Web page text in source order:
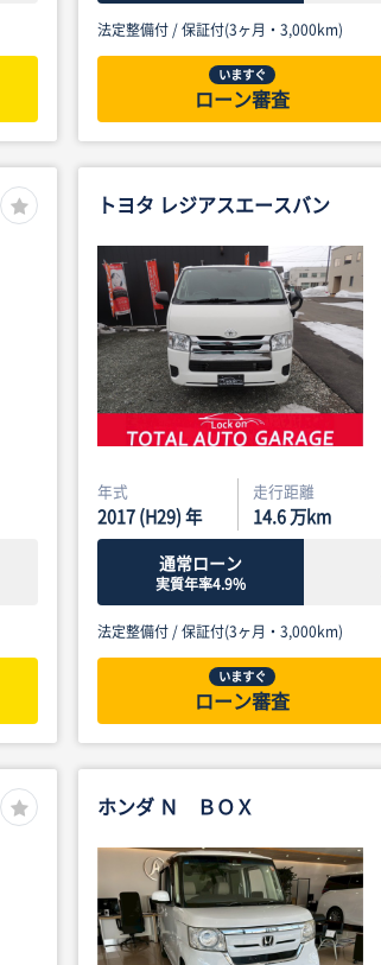
法定整備付 /保証付(3ヶ月・3,000km)
いますぐ
ローン審査
トヨタ レジアスエースバン
年式
2017 (H29) 年
走行距離
14.6万km
通常ローン
実質年率4.9%
法定整備付 /保証付(3ヶ月・3,000km)
いますぐ
ローン審査
ホンダ Ｎ ＢＯＸ